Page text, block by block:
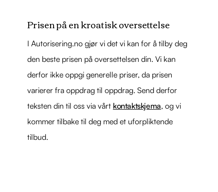
Prisen på en kroatisk oversettelse
I Autorisering.no gjør vi det vi kan for å tilby deg
den beste prisen på oversettelsen din. Vi kan
derfor ikke oppgi generelle priser, da prisen
varierer fra oppdrag til oppdrag. Send derfor
teksten din til oss via vårt kontaktskjema, og vi
kommer tilbake til deg med et uforpliktende
tilbud.